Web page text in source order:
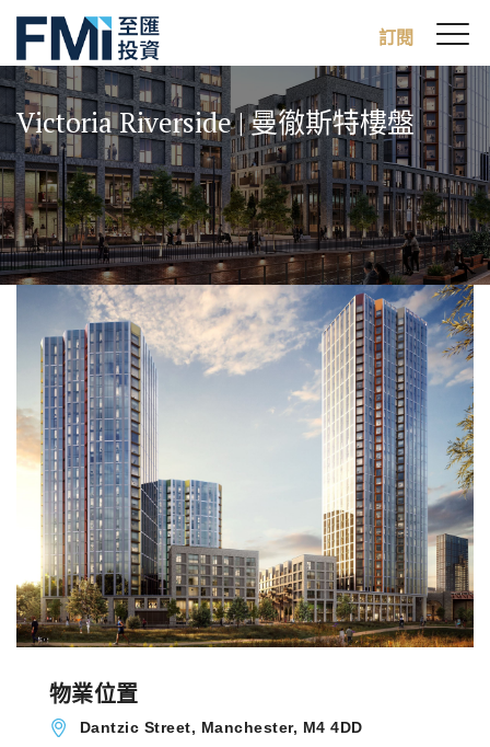
Skip
main
content
訂閱
Victoria Riverside | 曼徹斯特樓盤
物業位置
Dantzic Street, Manchester, M4 4DD